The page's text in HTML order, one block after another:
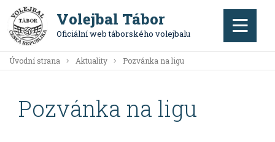
Volejbal Tábor
Oficiální web táborského volejbalu
Úvodní strana Aktuality Pozvánka na ligu
Pozvánka na ligu